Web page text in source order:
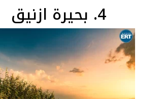
4. بحيرة ازنيق